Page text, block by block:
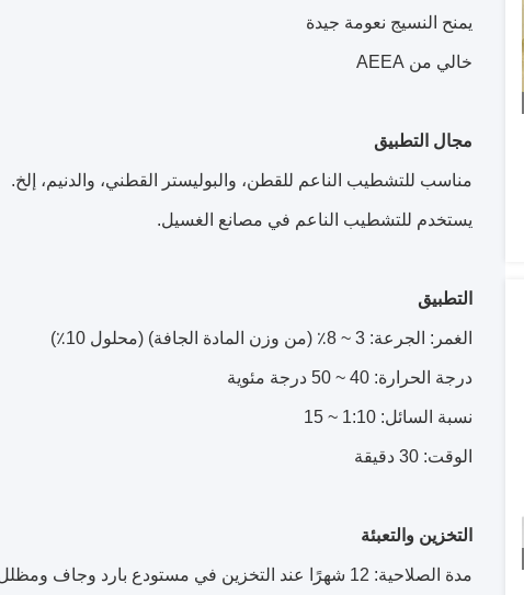
يمنح النسيج نعومة جيدة
خالي من AEEA
مجال التطبيق
مناسب للتشطيب الناعم للقطن، والبوليستر القطني، والدنيم، إلخ.
يستخدم للتشطيب الناعم في مصانع الغسيل.
التطبيق
الغمر: الجرعة: 3 ~ 8٪ (من وزن المادة الجافة) (محلول 10٪)
درجة الحرارة: 40 ~ 50 درجة مئوية
نسبة السائل: 1:10 ~ 15
الوقت: 30 دقيقة
التخزين والتعبئة
مدة الصلاحية: 12 شهرًا عند التخزين في مستودع بارد وجاف ومظلل